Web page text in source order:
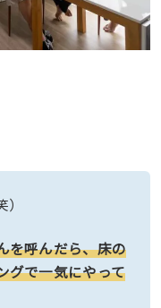
を呼んだら、床の
グで一気にやって